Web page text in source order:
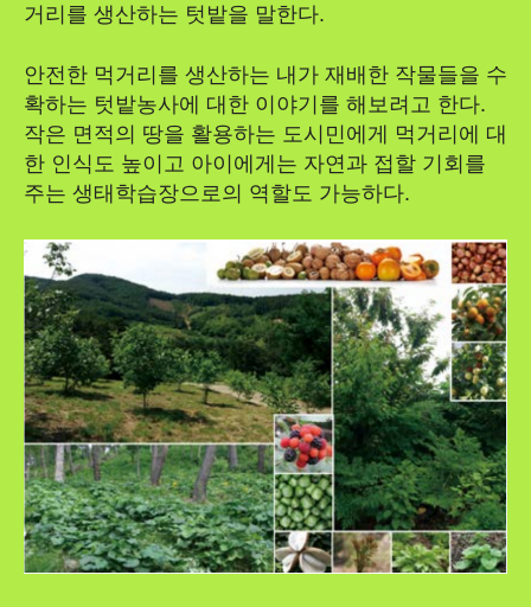
거리를 생산하는 텃밭을 말한다.
안전한 먹거리를 생산하는 내가 재배한 작물들을 수
확하는 텃밭농사에 대한 이야기를 해보려고 한다.
작은 면적의 땅을 활용하는 도시민에게 먹거리에 대
한 인식도 높이고 아이에게는 자연과 접할 기회를
주는 생태학습장으로의 역할도 가능하다.